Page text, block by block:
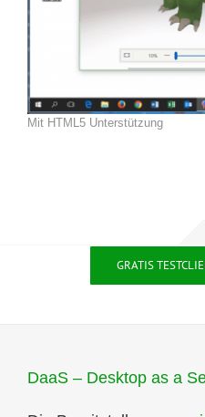
Mit HTML5 Unterstützung
GRATIS
DaaS – Desktop as a